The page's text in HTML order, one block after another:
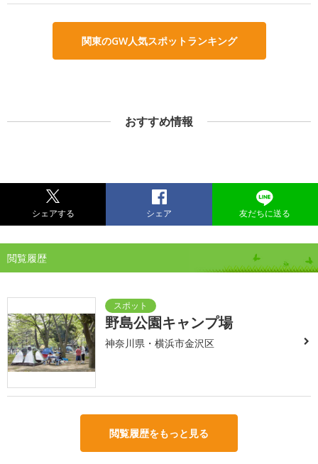
関東のGW人気スポットランキング
おすすめ情報
シェアする シェア 友だちに送る
閲覧履歴
野島公園キャンプ場
神奈川県・横浜市金沢区
閲覧履歴をもっと見る